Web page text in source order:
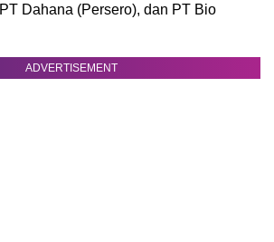
Dahana (Persero), dan PT Bio
ADVERTISEMENT